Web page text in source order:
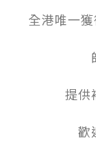
全港唯一
提供
歡